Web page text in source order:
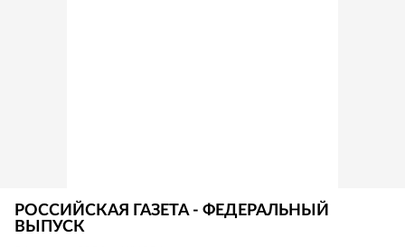
РОССИЙСКАЯ ГАЗЕТА - ФЕДЕРАЛЬНЫЙ
ВЫПУСК